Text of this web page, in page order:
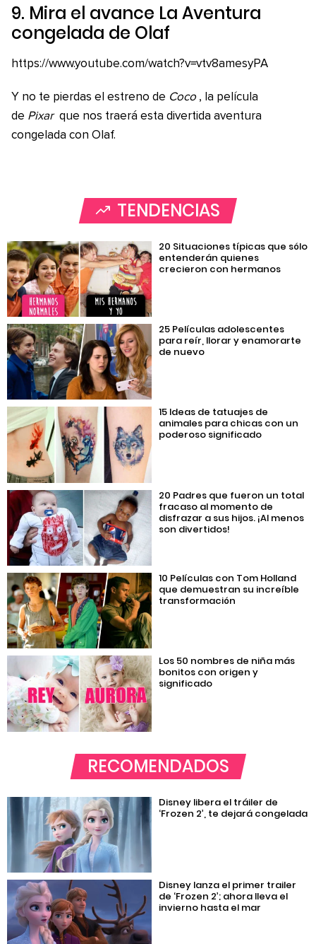
9. Mira el avance La Aventura
congelada de Olaf
https://www.youtube.com/watch?v=vtv8amesyPA
Y no te pierdas el estreno de Coco , la película
de Pixar que nos traerá esta divertida aventura
congelada con Olaf.
TENDENCIAS
20 Situaciones típicas que sólo
entenderán quienes
crecieron con hermanos
25 Películas adolescentes
para reír, llorar y enamorarte
de nuevo
15 Ideas de tatuajes de
animales para chicas con un
poderoso significado
20 Padres que fueron un total
fracaso al momento de
disfrazar a sus hijos. ¡Al menos
son divertidos!
10 Películas con Tom Holland
que demuestran su increíble
transformación
Los 50 nombres de niña más
bonitos con origen y
significado
RECOMENDADOS
Disney libera el tráiler de
‘Frozen 2’, te dejará congelada
Disney lanza el primer trailer
de ‘Frozen 2’; ahora lleva el
invierno hasta el mar